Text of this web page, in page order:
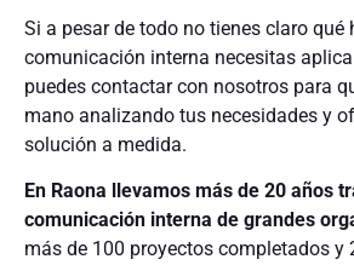
Si a pesar de todo no tienes claro qué
comunicación interna necesitas
puedes contactar con nosotros para
mano analizando tus necesidades y
solución a medida.
En Raona llevamos más de 20 años
comunicación interna de grandes
más de 100 proyectos completados y